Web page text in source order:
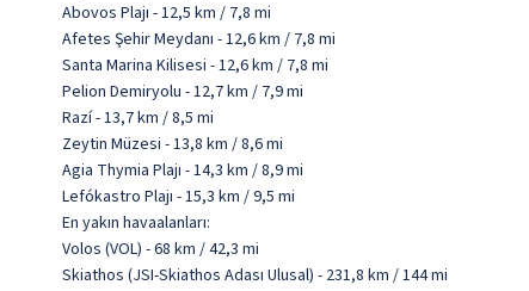
Abovos Plajı - 12,5 km / 7,8 mi
Afetes Şehir Meydanı - 12,6 km / 7,8 mi
Santa Marina Kilisesi - 12,6 km / 7,8 mi
Pelion Demiryolu - 12,7 km / 7,9 mi
Razí - 13,7 km / 8,5 mi
Zeytin Müzesi - 13,8 km / 8,6 mi
Agia Thymia Plajı - 14,3 km / 8,9 mi
Lefókastro Plajı - 15,3 km / 9,5 mi
En yakın havaalanları:
Volos (VOL) - 68 km / 42,3 mi
Skiathos (JSI-Skiathos Adası Ulusal) - 231,8 km / 144 mi